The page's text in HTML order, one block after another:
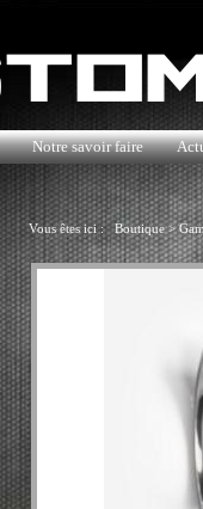
Notre savoir faire
Vous êtes ici :Boutique>